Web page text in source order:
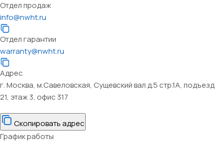
Отдел продаж
info@nwht.ru
Отдел гарантии
warranty@nwht.ru
Адрес
г. Москва, м.Савеловская, Сущевский вал д.5 стр.1А, подъезд
21, этаж 3, офис 317
Скопировать адрес
График работы